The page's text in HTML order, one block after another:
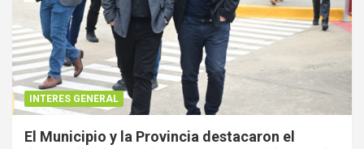
INTERES GENERAL
El Municipio y la Provincia destacaron el